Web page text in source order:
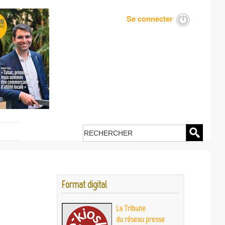
Se connecter
Format digital
La Tribune
du réseau presse